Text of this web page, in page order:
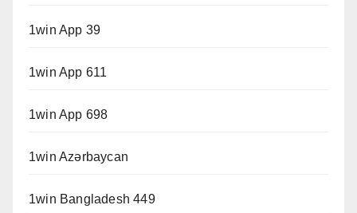
1win App 39
1win App 611
1win App 698
1win Azərbaycan
1win Bangladesh 449